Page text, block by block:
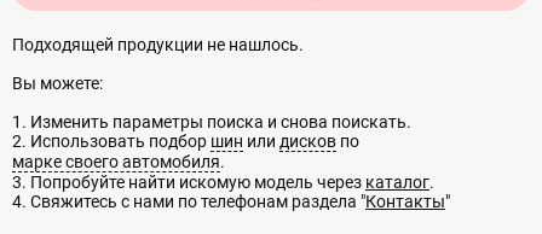
Подходящей продукции не нашлось.
Вы можете:
1. Изменить параметры поиска и снова поискать.
2. Использовать подбор шин или дисков по
марке своего автомобиля.
3. Попробуйте найти искомую модель через каталог.
4. Свяжитесь с нами по телефонам раздела "Контакты"